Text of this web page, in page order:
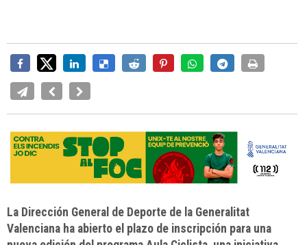
La Dirección General de Deporte de la Generalitat
Valenciana ha abierto el plazo de inscripción para una